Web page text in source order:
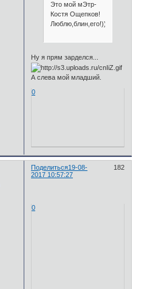
Это мой мЭтр-
Костя Ощепков!
Люблю,блин,его!)))
Ну я прям зарделся...
А слева мой младший.
0
Поделиться 182
19-08-
2017 10:57:27
0